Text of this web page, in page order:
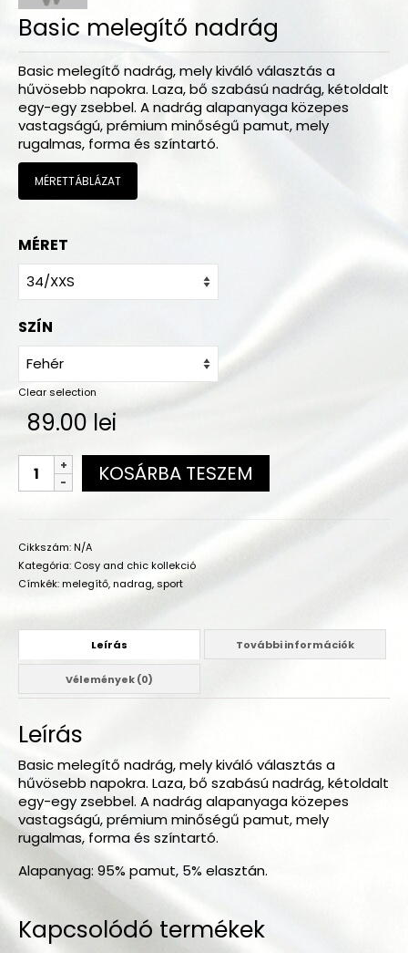
Geo kollekció
Dancers kollekció
Summer kollekció
Megrendelés
A vásárlás menete
Gyakorló ruha színek
Kapcsolat
Basic melegítő nadrág
Basic melegítő nadrág, mely kiváló választás a
hűvösebb napokra. Laza, bő szabású nadrág, kétoldalt
egy-egy zsebbel. A nadrág alapanyaga közepes
vastagságú, prémium minőségű pamut, mely
rugalmas, forma és színtartó.
MÉRETTÁBLÁZAT
MÉRET
SZÍN
Clear selection
89.00 lei
KOSÁRBA TESZEM
Cikkszám:N/A
Kategória: Cosy and chic kollekció
Címkék:melegítő, nadrag,sport
Leírás További információk
Vélemények (0)
Leírás
Basic melegítő nadrág, mely kiváló választás a
hűvösebb napokra. Laza, bő szabású nadrág, kétoldalt
egy-egy zsebbel. A nadrág alapanyaga közepes
vastagságú, prémium minőségű pamut, mely
rugalmas, forma és színtartó.
Alapanyag: 95% pamut, 5% elasztán.
Kapcsolódó termékek